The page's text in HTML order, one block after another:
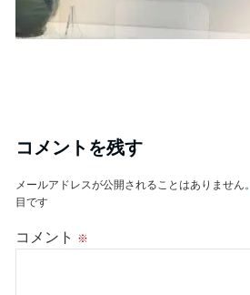
コメントを残す
メールアドレスが公開されることはありません。
目です
コメント ※